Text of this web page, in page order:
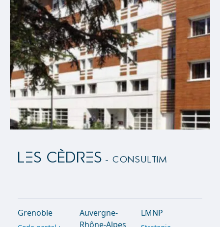
LES CÈDRES - Consultim
Grenoble
Auvergne-
Rhône-Alpes
LMNP